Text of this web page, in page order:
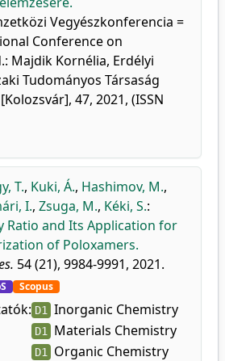
Vegyészkonferencia =
Conference on
Majdik Kornélia, Erdélyi
Tudományos Társaság
47, 2021, (ISSN
T., Kuki, Á., Hashimov, M.,
I., Zsuga, M., Kéki, S.:
Ratio and Its Application for
of Poloxamers.
54 (21), 9984-9991, 2021.
Scopus
D1 Inorganic Chemistry
D1 Materials Chemistry
D1 Organic Chemistry